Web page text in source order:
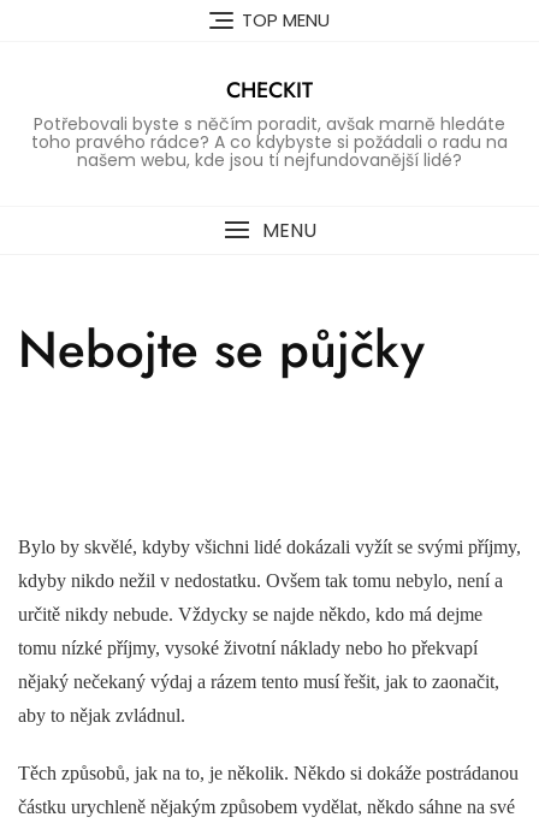
TOP MENU
CHECKIT
Potřebovali byste s něčím poradit, avšak marně hledáte
toho pravého rádce? A co kdybyste si požádali o radu na
našem webu, kde jsou ti nejfundovanější lidé?
MENU
Nebojte se půjčky
Bylo by skvělé, kdyby všichni lidé dokázali vyžít se svými příjmy,
kdyby nikdo nežil v nedostatku. Ovšem tak tomu nebylo, není a
určitě nikdy nebude. Vždycky se najde někdo, kdo má dejme
tomu nízké příjmy, vysoké životní náklady nebo ho překvapí
nějaký nečekaný výdaj a rázem tento musí řešit, jak to zaonačit,
aby to nějak zvládnul.
Těch způsobů, jak na to, je několik. Někdo si dokáže postrádanou
částku urychleně nějakým způsobem vydělat, někdo sáhne na své